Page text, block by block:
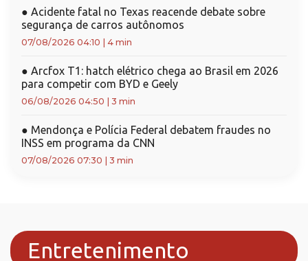
● Acidente fatal no Texas reacende debate sobre
segurança de carros autônomos
07/08/2026 04:10 4 min
● Arcfox T1: hatch elétrico chega ao Brasil em 2026
para competir com BYD e Geely
06/08/2026 04:50 3 min
● Mendonça e Polícia Federal debatem fraudes no
INSS em programa da CNN
07/08/2026 07:30 3 min
Entretenimento